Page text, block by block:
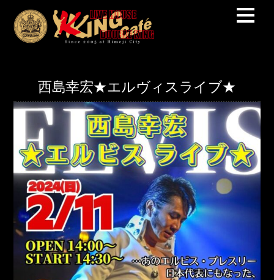
西島幸宏★エルヴィスライブ★